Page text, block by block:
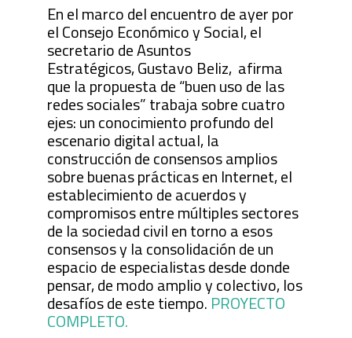
En el marco del encuentro de ayer por
el Consejo Económico y Social, el
secretario de Asuntos
Estratégicos, Gustavo Beliz, afirma
que la propuesta de “buen uso de las
redes sociales” trabaja sobre cuatro
ejes: un conocimiento profundo del
escenario digital actual, la
construcción de consensos amplios
sobre buenas prácticas en Internet, el
establecimiento de acuerdos y
compromisos entre múltiples sectores
de la sociedad civil en torno a esos
consensos y la consolidación de un
espacio de especialistas desde donde
pensar, de modo amplio y colectivo, los
desafíos de este tiempo. PROYECTO
COMPLETO.